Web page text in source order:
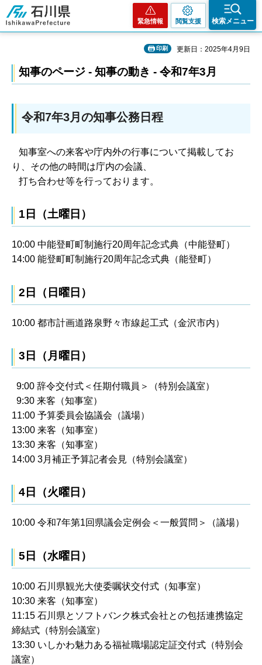
石川県
緊急情報 閲覧支援 検索メニュー
印刷 更新日：2025年4月9日
知事のページ - 知事の動き - 令和7年3月
令和7年3月の知事公務日程
知事室への来客や庁内外の行事について掲載してお
り、その他の時間は庁内の会議、
打ち合わせ等を行っております。
1日（土曜日）
10:00 中能登町町制施行20周年記念式典（中能登町）
14:00 能登町町制施行20周年記念式典（能登町）
2日（日曜日）
10:00 都市計画道路泉野々市線起工式（金沢市内）
3日（月曜日）
9:00 辞令交付式＜任期付職員＞（特別会議室）
9:30 来客（知事室）
11:00 予算委員会協議会（議場）
13:00 来客（知事室）
13:30 来客（知事室）
14:00 3月補正予算記者会見（特別会議室）
4日（火曜日）
10:00 令和7年第1回県議会定例会＜一般質問＞（議場）
5日（水曜日）
10:00 石川県観光大使委嘱状交付式（知事室）
10:30 来客（知事室）
11:15 石川県とソフトバンク株式会社との包括連携協定
締結式（特別会議室）
13:30 いしかわ魅力ある福祉職場認定証交付式（特別会
議室）